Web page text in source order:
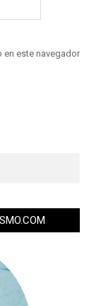
en este navegador